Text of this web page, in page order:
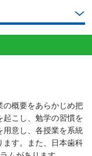
の概要をあらかじめ把
こし、勉学の習慣を
用意し、各授業を系統
ます。また、日本歯科